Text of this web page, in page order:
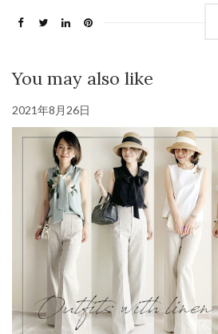
You may also like
2021年8月26日